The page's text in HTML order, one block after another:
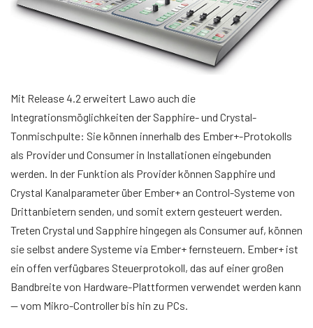
Mit Release 4.2 erweitert Lawo auch die
Integrationsmöglichkeiten der Sapphire- und Crystal-
Tonmischpulte: Sie können innerhalb des Ember+-Protokolls
als Provider und Consumer in Installationen eingebunden
werden. In der Funktion als Provider können Sapphire und
Crystal Kanalparameter über Ember+ an Control-Systeme von
Drittanbietern senden, und somit extern gesteuert werden.
Treten Crystal und Sapphire hingegen als Consumer auf, können
sie selbst andere Systeme via Ember+ fernsteuern. Ember+ ist
ein offen verfügbares Steuerprotokoll, das auf einer großen
Bandbreite von Hardware-Plattformen verwendet werden kann
— vom Mikro-Controller bis hin zu PCs.